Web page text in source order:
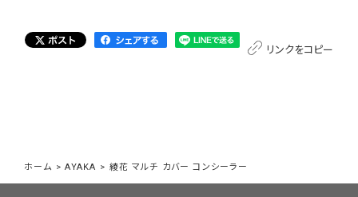
リンクをコピー
ホーム >AYAKA > 綾花 マルチ カバー コンシーラー